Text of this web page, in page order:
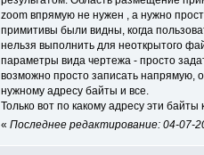
zoоm впрямую не нужен , а нужно
примитивы были видны, когда
нельзя выполнить для неоткрытого
параметры вида чертежа - просто
возможно просто записать напрямую,
нужному адресу байты и все.
Только вот по какому адресу эти
« Последнее редактирование: 04-07-